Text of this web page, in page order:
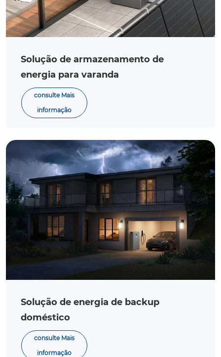
Solução de armazenamento de
energia para varanda
consulte Mais
informação
Solução de energia de backup
doméstico
consulte Mais
informação